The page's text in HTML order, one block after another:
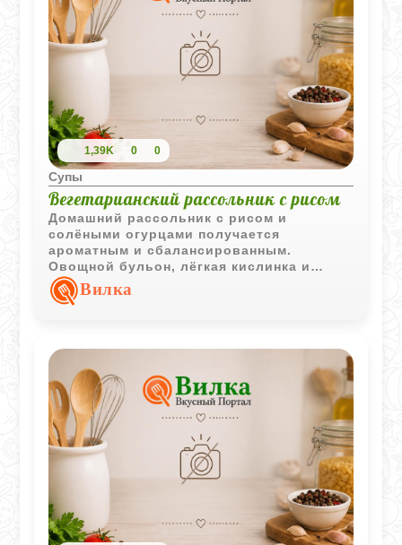
1,39K 0 0
Супы
Вегетарианский рассольник с рисом
Домашний рассольник с рисом и
солёными огурцами получается
ароматным и сбалансированным.
Овощной бульон, лёгкая кислинка и
насыщенный вкус делают этот суп
отличным вариантом для семейного
Вилка